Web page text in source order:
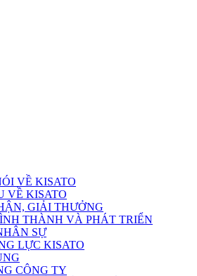
VỀ KISATO
VỀ KISATO
GIẢI THƯỞNG
THÀNH VÀ PHÁT TRIỂN
SỰ
LỰC KISATO
CÔNG TY